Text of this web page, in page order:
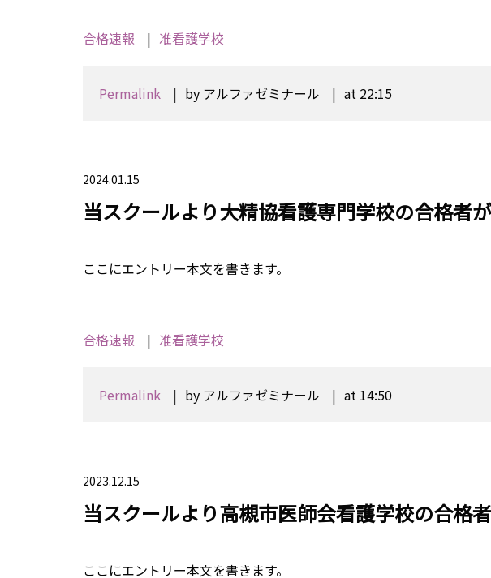
合格速報 准看護学校
Permalink by アルファゼミナール at 22:15
2024.01.15
当スクールより大精協看護専門学校の合格者
ここにエントリー本文を書きます。
合格速報 准看護学校
Permalink by アルファゼミナール at 14:50
2023.12.15
当スクールより高槻市医師会看護学校の合格
ここにエントリー本文を書きます。